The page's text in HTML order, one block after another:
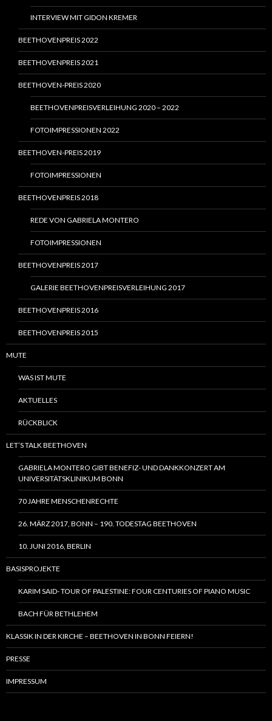
INTERVIEW MIT GIDON KREMER
BEETHOVENPREIS 2022
BEETHOVENPREIS 2021
BEETHOVEN-PREIS 2020
BEETHOVENPREISVERLEIHUNG 2020 – 2022
FOTOIMPRESSIONEN 2022
BEETHOVEN-PREIS 2019
FOTOIMPRESSIONEN
BEETHOVENPREIS 2018
REDE VON GABRIELA MONTERO
FOTOIMPRESSIONEN
BEETHOVENPREIS 2017
GALERIE BEETHOVENPREISVERLEIHUNG 2017
BEETHOVENPREIS 2016
BEETHOVENPREIS 2015
MUTE
WAS IST MUTE
AKTUELLES
RÜCKBLICK
LET’S TALK BEETHOVEN
GABRIELA MONTERO GIBT BENEFIZ- UND DANKKONZERT AM
UNIVERSITÄTSKLINIKUM BONN
70 JAHRE MENSCHENRECHTE
26. MÄRZ 2017, BONN – 190. TODESTAG BEETHOVEN
10. JUNI 2016, BERLIN
BASISPROJEKTE
KARIM SAID- TOUR OF PALESTINE: FOUR CENTURIES OF PIANO MUSIC
BACH FÜR BETHLEHEM
KLASSIK IN DER KIRCHE – BEETHOVEN IN BONN FEIERN!
PRESSE
IMPRESSUM